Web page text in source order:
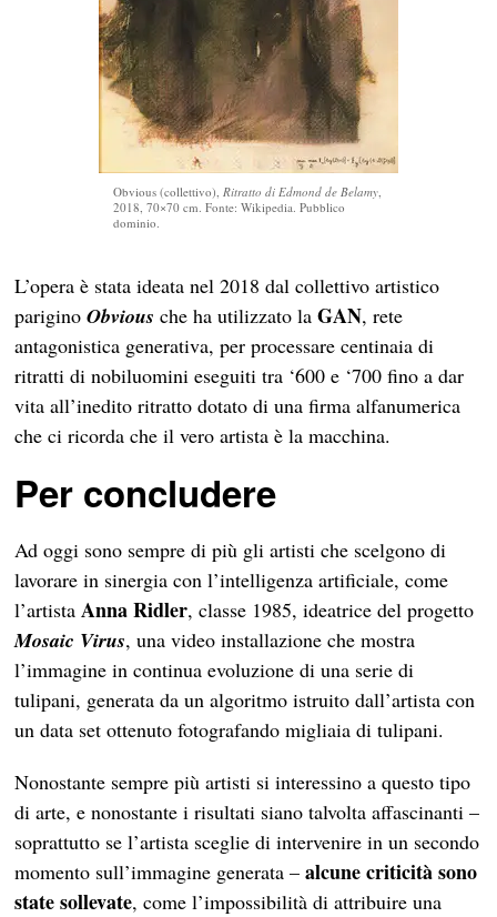
Obvious (collettivo),Ritratto di Edmond de Belamy,
2018, 70×70 cm. Fonte: Wikipedia. Pubblico
dominio.
L’opera è stata ideata nel 2018 dal collettivo artistico
pariginoObvious che ha utilizzato laGAN, rete
antagonistica generativa, per processare centinaia di
ritratti di nobiluomini eseguiti tra ‘600 e ‘700 fino a dar
vita all’inedito ritratto dotato di una firma alfanumerica
che ci ricorda che il vero artista è la macchina.
Per concludere
Ad oggi sono sempre di più gli artisti che scelgono di
lavorare in sinergia con l’intelligenza artificiale, come
l’artistaAnna Ridler, classe 1985, ideatrice del progetto
Mosaic Virus, una video installazione che mostra
l’immagine in continua evoluzione di una serie di
tulipani, generata da un algoritmo istruito dall’artista con
un data set ottenuto fotografando migliaia di tulipani.
Nonostante sempre più artisti si interessino a questo tipo
di arte, e nonostante i risultati siano talvolta affascinanti –
soprattutto se l’artista sceglie di intervenire in un secondo
momento sull’immagine generata –alcune criticità sono
state sollevate, come l’impossibilità di attribuire una